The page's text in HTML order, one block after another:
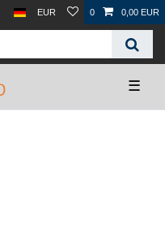
EUR 0 0,00 EUR
☰